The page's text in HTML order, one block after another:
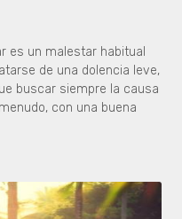
es un malestar habitual
de una dolencia leve,
buscar siempre la causa
con una buena